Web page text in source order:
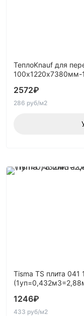
ТеплоKnauf для
2572₽
286 руб/м2
Tisma TS плита
1246₽
433 руб/м2